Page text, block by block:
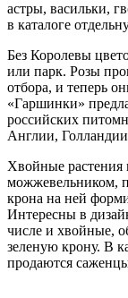
астры, васильки,
в каталоге
Без Королевы
или парк. Розы
отбора, и теперь
«Гаршинки»
российских
Англии,
Хвойные растения
можжевельником,
крона на ней
Интересны в
числе и хвойные,
зеленую крону. В
продаются